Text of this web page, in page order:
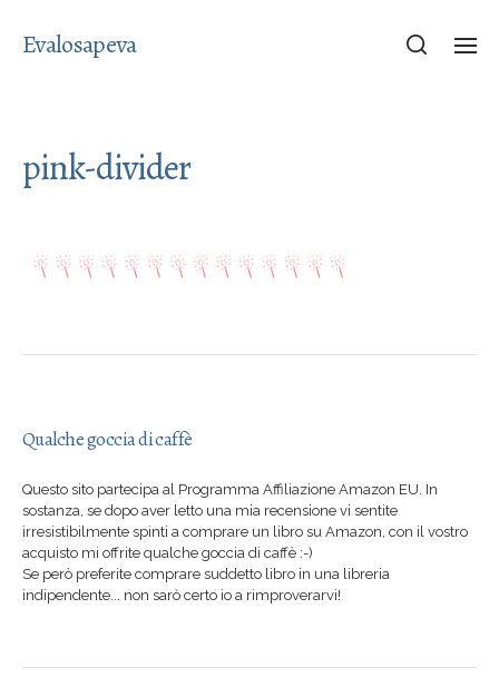
Evalosapeva
pink-divider
Qualche goccia di caffè
Questo sito partecipa al Programma Affiliazione Amazon EU. In
sostanza, se dopo aver letto una mia recensione vi sentite
irresistibilmente spinti a comprare un libro su Amazon, con il vostro
acquisto mi offrite qualche goccia di caffè :-)
Se però preferite comprare suddetto libro in una libreria
indipendente... non sarò certo io a rimproverarvi!